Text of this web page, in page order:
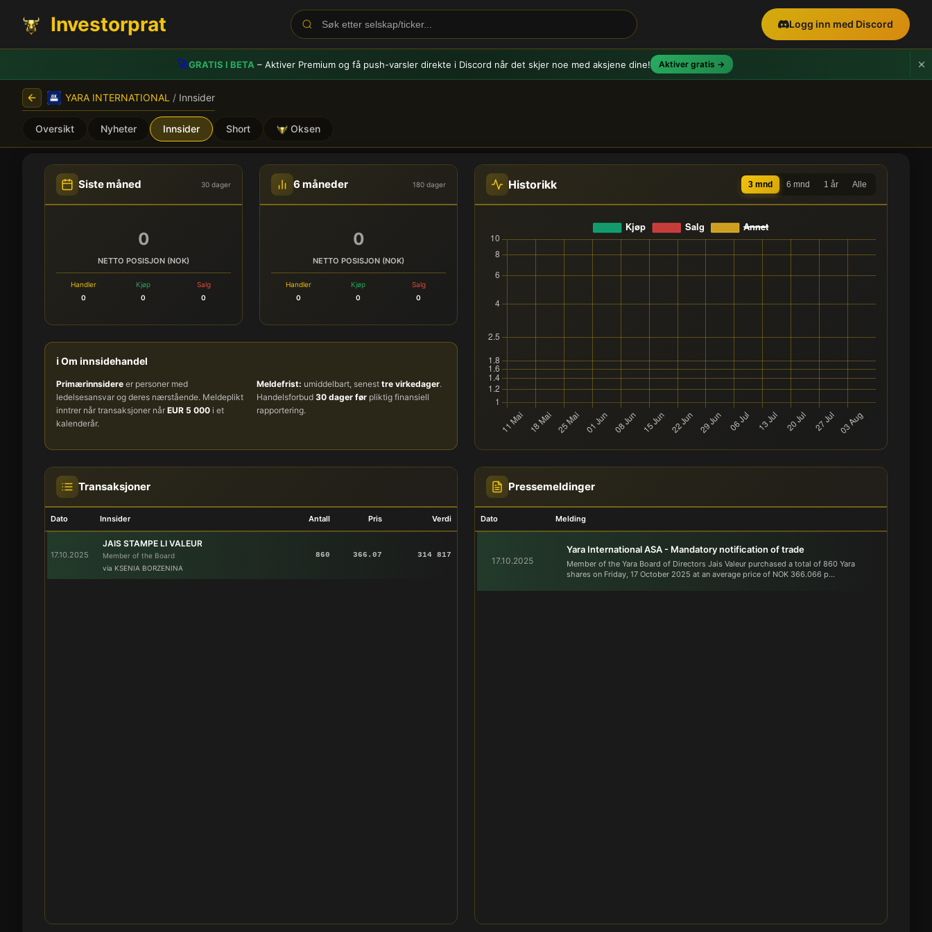
Investorprat Logg inn med Discord
🚀GRATIS I BETA – Aktiver Premium og få push-varslerdirekte i Discord når det skjer noe med aksjene dine! Aktiver gratis →
YARA INTERNATIONAL / Innsider
Oversikt Nyheter Innsider Short Oksen
YARA INTERNATIONAL (YAR) - Innsidehandel
Siste måned 30 dager
0
NETTO POSISJON (NOK)
Handler
0
Kjøp
0
Salg
0
6 måneder 180 dager
0
NETTO POSISJON (NOK)
Handler
0
Kjøp
0
Salg
0
Historikk 3 mnd 6 mnd 1 år Alle
ℹ️ Om innsidehandel
Primærinnsidere er personer med
ledelsesansvar og deres nærstående. Meldeplikt
inntrer når transaksjoner når EUR 5 000 i et
kalenderår.
Meldefrist: umiddelbart, senest tre virkedager.
Handelsforbud 30 dager før pliktig finansiell
rapportering.
Transaksjoner
Dato Innsider Antall Pris Verdi
17.10.2025
JAIS STAMPE LI VALEUR
Member of the Board
via KSENIA BORZENINA
860 366.07 314 817
Pressemeldinger
Dato Melding
17.10.2025
Yara International ASA - Mandatory notification of trade
Member of the Yara Board of Directors Jais Valeur purchased a total of 860 Yara
shares on Friday, 17 October 2025 at an average price of NOK 366.066 p...